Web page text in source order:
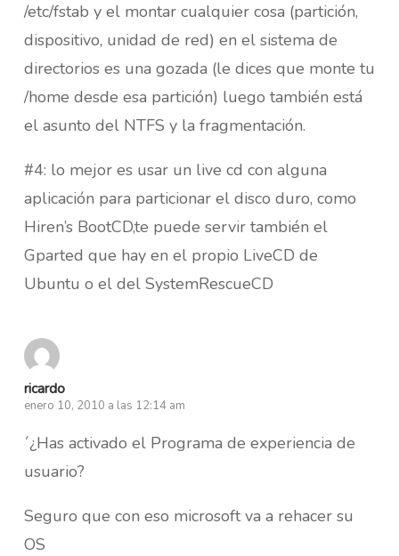
/etc/fstab y el montar cualquier cosa (partición,
dispositivo, unidad de red) en el sistema de
directorios es una gozada (le dices que monte tu
/home desde esa partición) luego también está
el asunto del NTFS y la fragmentación.
#4: lo mejor es usar un live cd con alguna
aplicación para particionar el disco duro, como
Hiren’s BootCD,te puede servir también el
Gparted que hay en el propio LiveCD de
Ubuntu o el del SystemRescueCD
ricardo
enero 10, 2010 a las 12:14 am
´¿Has activado el Programa de experiencia de
usuario?
Seguro que con eso microsoft va a rehacer su
OS